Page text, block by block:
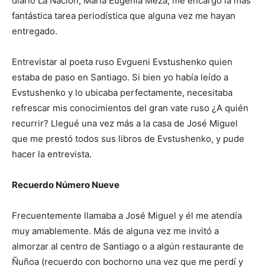
fantástica tarea periodística que alguna vez me hayan
entregado.
Entrevistar al poeta ruso Evgueni Evstushenko quien
estaba de paso en Santiago. Si bien yo había leído a
Evstushenko y lo ubicaba perfectamente, necesitaba
refrescar mis conocimientos del gran vate ruso ¿A quién
recurrir? Llegué una vez más a la casa de José Miguel
que me prestó todos sus libros de Evstushenko, y pude
hacer la entrevista.
Recuerdo Número Nueve
Frecuentemente llamaba a José Miguel y él me atendía
muy amablemente. Más de alguna vez me invitó a
almorzar al centro de Santiago o a algún restaurante de
Ñuñoa (recuerdo con bochorno una vez que me perdí y